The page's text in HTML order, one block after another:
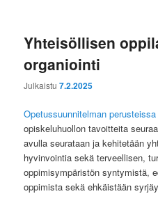
Yhteisöllisen
organiointi
Julkaistu7.2.2025
Opetussuunnitelman perusteissa
opiskeluhuollon tavoitteita
avulla seurataan ja kehitetään
hyvinvointia sekä terveellisen,
oppimisympäristön syntymistä,
oppimista sekä ehkäistään